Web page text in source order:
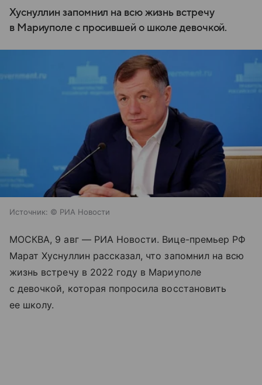
Хуснуллин запомнил на всю жизнь встречу
в Мариуполе с просившей о школе девочкой.
Источник: © РИА Новости
МОСКВА, 9 авг — РИА Новости. Вице-премьер РФ
Марат Хуснуллин рассказал, что запомнил на всю
жизнь встречу в 2022 году в Мариуполе
с девочкой, которая попросила восстановить
ее школу.